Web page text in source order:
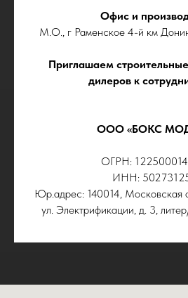
Офис и
М.О., г Раменское 4-й км
Приглашаем
дилеров к
ООО «БОКС
ОГРН:
ИНН:
Юр.адрес: 140014, Московская
ул. Электрификации, д. 3,